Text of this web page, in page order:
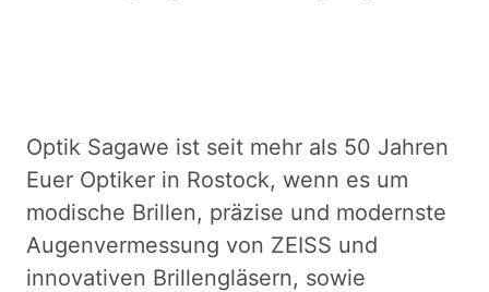
Optik Sagawe ist seit mehr als 50 Jahren
Euer Optiker in Rostock, wenn es um
modische Brillen, präzise und modernste
Augenvermessung von ZEISS und
innovativen Brillengläsern, sowie